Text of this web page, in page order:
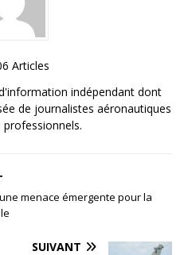
Articles
indépendant dont
de journalistes aéronautiques
menace émergente pour la
SUIVANT